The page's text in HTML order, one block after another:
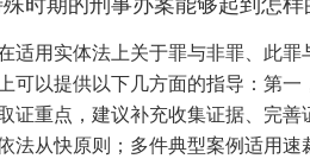
时期的刑事办案能够起到怎
适用实体法上关于罪与非罪、此
可以提供以下几方面的指导：第
证重点，建议补充收集证据、完
法从快原则；多件典型案例适用